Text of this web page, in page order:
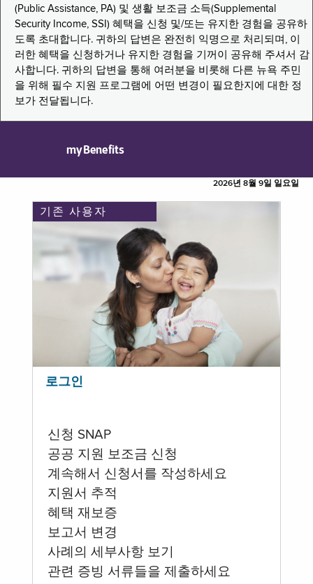
(Public Assistance, PA) 및 생활 보조금 소득(Supplemental
Security Income, SSI) 혜택을 신청 및/또는 유지한 경험을 공유하
도록 초대합니다. 귀하의 답변은 완전히 익명으로 처리되며, 이
러한 혜택을 신청하거나 유지한 경험을 기꺼이 공유해 주셔서 감
사합니다. 귀하의 답변을 통해 여러분을 비롯해 다른 뉴욕 주민
을 위해 필수 지원 프로그램에 어떤 변경이 필요한지에 대한 정
보가 전달됩니다.
myBenefits
2026년 8월 9일 일요일
기존 사용자
로그인
신청 SNAP
공공 지원 보조금 신청
계속해서 신청서를 작성하세요
지원서 추적
혜택 재보증
보고서 변경
사례의 세부사항 보기
관련 증빙 서류들을 제출하세요